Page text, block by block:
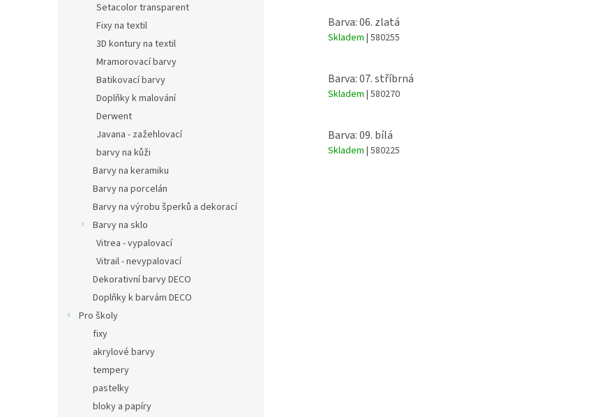
Setacolor transparent
Fixy na textil
3D kontury na textil
Mramorovací barvy
Batikovací barvy
Doplňky k malování
Derwent
Javana - zažehlovací
barvy na kůži
Barvy na keramiku
Barvy na porcelán
Barvy na výrobu šperků a dekorací
Barvy na sklo
Vitrea - vypalovací
Vitrail - nevypalovací
Dekorativní barvy DECO
Doplňky k barvám DECO
Pro školy
fixy
akrylové barvy
tempery
pastelky
bloky a papíry
Barva: 06. zlatá
Skladem | 580255
Barva: 07. stříbrná
Skladem | 580270
Barva: 09. bílá
Skladem | 580225